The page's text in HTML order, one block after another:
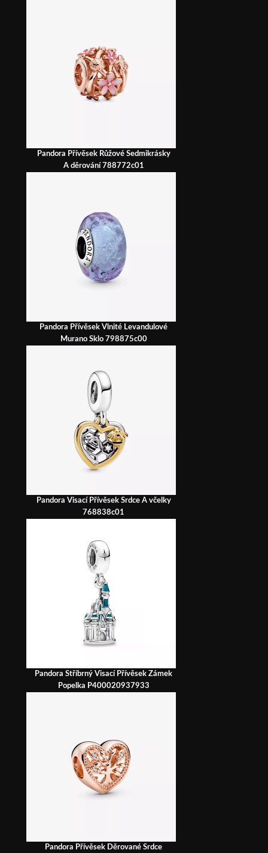
Pandora Přívěsek Růžové Sedmikrásky
A děrování 788772c01
Pandora Přívěsek Vlnité Levandulové
Murano Sklo 798875c00
Pandora Visací Přívěsek Srdce A včelky
768838c01
Pandora Stříbrný Visací Přívěsek Zámek
Popelka P400020937933
Pandora Přívěsek Děrované Srdce